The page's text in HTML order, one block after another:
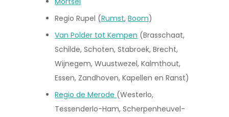
Regio Rupel (Rumst,Boom)
Van Polder tot Kempen (Brasschaat,
Schilde, Schoten, Stabroek, Brecht,
Wijnegem, Wuustwezel, Kalmthout,
Essen, Zandhoven, Kapellen en Ranst)
Regio de Merode (Westerlo,
Tessenderlo-Ham, Scherpenheuvel-